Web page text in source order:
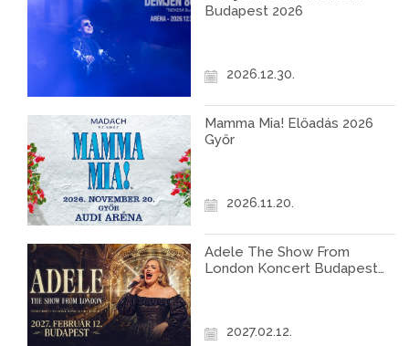
Budapest 2026
2026.12.30.
Mamma Mia! Előadás 2026
Győr
2026.11.20.
Adele The Show From
London Koncert Budapest
2027.02.12.